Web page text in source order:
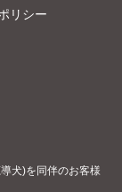
リシー
犬)を同伴のお客様